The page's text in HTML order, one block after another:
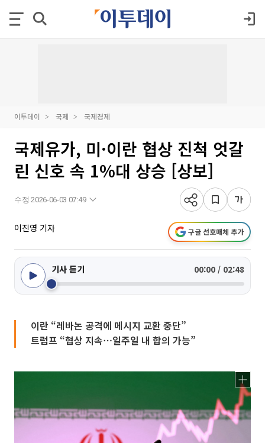
이투데이 국제 국제경제
국제유가, 미·이란 협상 진척 엇갈
린 신호 속 1%대 상승 [상보]
수정 2026-06-03 07:49
이진영 기자 구글 선호매체 추가
기사 듣기 00:00 / 02:48
이란 “레바논 공격에 메시지 교환 중단”
트럼프 “협상 지속⋯일주일 내 합의 가능”